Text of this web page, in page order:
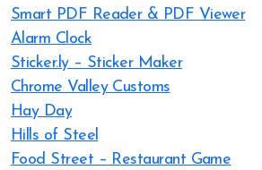
Smart PDF Reader & PDF Viewer
Alarm Clock
Sticker.ly – Sticker Maker
Chrome Valley Customs
Hay Day
Hills of Steel
Food Street – Restaurant Game